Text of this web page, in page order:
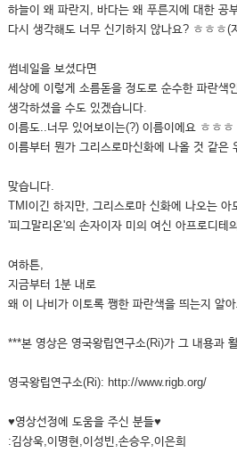
하늘이 왜 파란지, 바다는 왜 푸른지에 대한 공
다시 생각해도 너무 신기하지 않나요? ㅎㅎㅎ(
썸네일을 보셨다면
세상에 이렇게 소름돋을 정도로 순수한 파란색
생각하셨을 수도 있겠습니다.
이름도..너무 있어보이는(?) 이름이에요 ㅎㅎ
이름부터 뭔가 그리스로마신화에 나올 것 같은
맞습니다.
TMI이긴 하지만, 그리스로마 신화에 나오는 아
'피그말리온'의 손자이자 미의 여신 아프로디테
여하튼,
지금부터 1분 내로
왜 이 나비가 이토록 쨍한 파란색을 띄는지 알
***본 영상은 영국왕립연구소(Ri)가 그 내용과
영국왕립연구소(Ri): http://www.rigb.org/
♥영상선정에 도움을 주신 분들♥
:김상욱,이명현,이성빈,손승우,이은희